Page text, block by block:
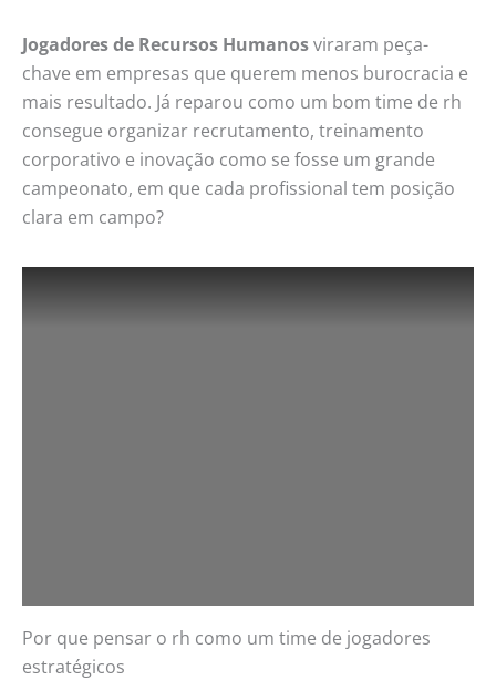
Jogadores de Recursos Humanosviraram peça-
chave em empresas que querem menos burocracia e
mais resultado. Já reparou como um bom time de rh
consegue organizar recrutamento, treinamento
corporativo e inovação como se fosse um grande
campeonato, em que cada profissional tem posição
clara em campo?
Por que pensar o rh como um time de jogadores
estratégicos